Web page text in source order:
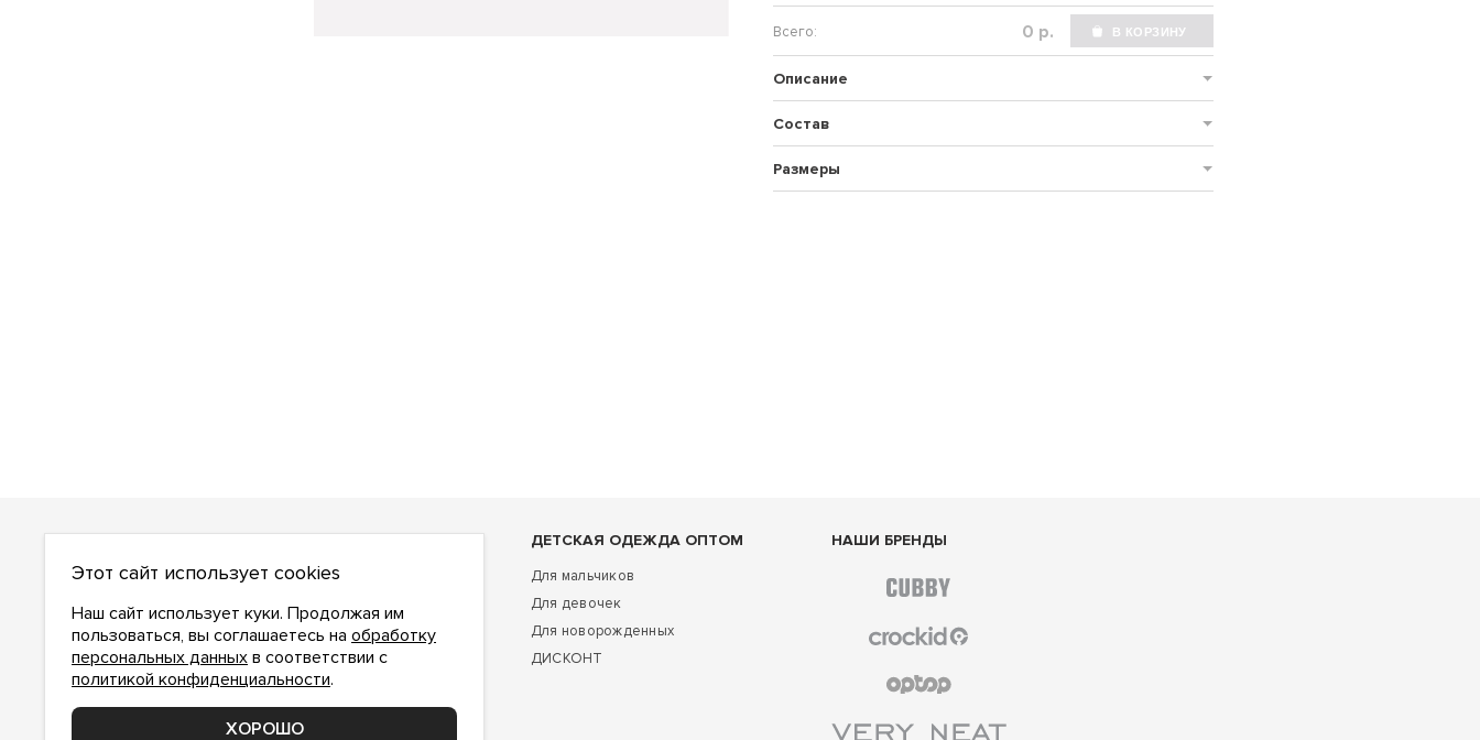
р.
Описание
Состав
Размеры
О НАС
О компании
Как сделать заказ
Условия работы
Доставка и оплата
Возврат
ДЕТСКАЯ ОДЕЖДА ОПТОМ
Для мальчиков
Для девочек
Для новорожденных
ДИСКОНТ
НАШИ БРЕНДЫ
Этот сайт использует cookies
Наш сайт использует куки. Продолжая им
пользоваться, вы соглашаетесь на обработку
персональных данных в соответствии с
политикой конфиденциальности.
ХОРОШО